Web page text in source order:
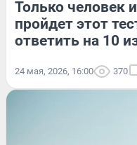
Только человек
пройдет этот
ответить на 10
24 мая, 2026, 16:00 370